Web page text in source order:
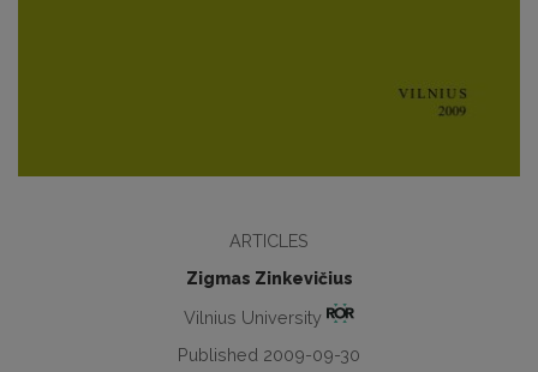
ARTICLES
Zigmas Zinkevičius
Vilnius University
Published 2009-09-30